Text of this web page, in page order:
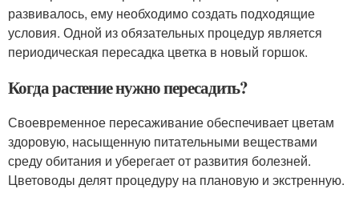
развивалось, ему необходимо создать подходящие
условия. Одной из обязательных процедур является
периодическая пересадка цветка в новый горшок.
Когда растение нужно пересадить?
Своевременное пересаживание обеспечивает цветам
здоровую, насыщенную питательными веществами
среду обитания и уберегает от развития болезней.
Цветоводы делят процедуру на плановую и экстренную.